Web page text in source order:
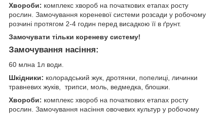
Хвороби: комплекс хвороб на початкових етапах росту
рослин. Замочування кореневої системи розсади у робочому
розчині протягом 2-4 годин перед висадкою її в ґрунт.
Замочувати тільки кореневу систему!
Замочування насіння:
60 млна 1л води.
Шкідники: колорадський жук, дротянки, попелиці, личинки
травневих жуків, трипси, моль, ведмедка, блошки.
Хвороби: комплекс хвороб на початкових етапах росту
рослин. Замочування насіння овочевих культур у робочому